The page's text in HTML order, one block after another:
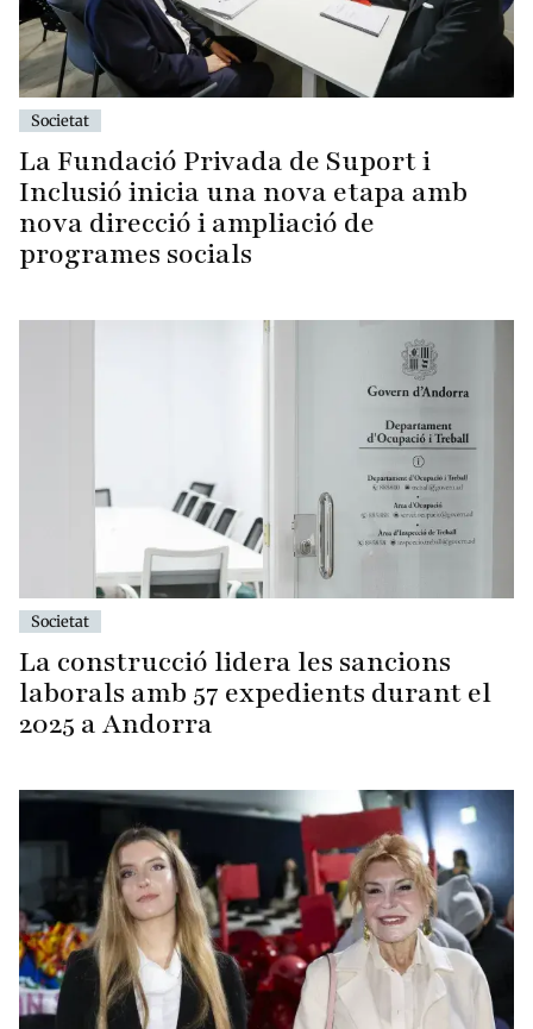
Societat
La Fundació Privada de Suport i
Inclusió inicia una nova etapa amb
nova direcció i ampliació de
programes socials
Societat
La construcció lidera les sancions
laborals amb 57 expedients durant el
2025 a Andorra